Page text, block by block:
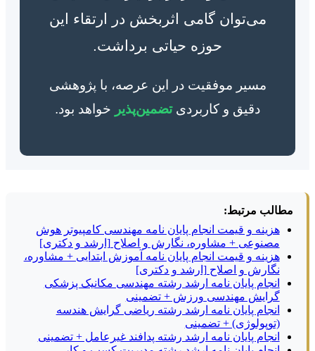
می‌توان گامی اثربخش در ارتقاء این
حوزه حیاتی برداشت.
مسیر موفقیت در این عرصه، با پژوهشی
دقیق و کاربردی تضمین‌پذیر خواهد بود.
مطالب مرتبط:
هزینه و قیمت انجام پایان نامه مهندسی کامپیوتر هوش
مصنوعی + مشاوره، نگارش و اصلاح [ارشد و دکتری]
هزینه و قیمت انجام پایان نامه آموزش ابتدایی + مشاوره،
نگارش و اصلاح [ارشد و دکتری]
انجام پایان نامه ارشد رشته مهندسی مکانیک پزشکی
گرایش مهندسی ورزش + تضمینی
انجام پایان نامه ارشد رشته ریاضی گرایش هندسه
(توپولوژی) + تضمینی
انجام پایان نامه ارشد رشته پدافند غیرعامل + تضمینی